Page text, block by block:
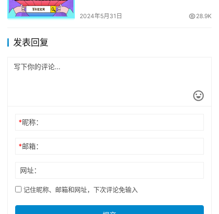
2024年5月31日 28.9K
发表回复
*昵称：
*邮箱：
网址：
记住昵称、邮箱和网址，下次评论免输入